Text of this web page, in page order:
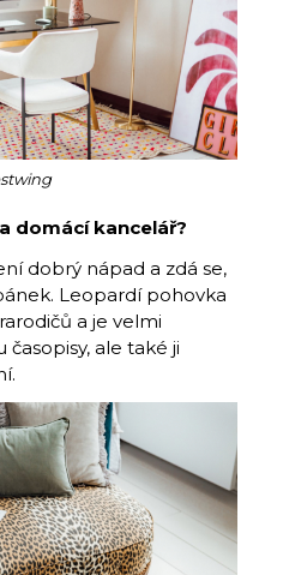
domácí kancelář?
dobrý nápad a zdá se,
Leopardí pohovka
a je velmi
ale také ji